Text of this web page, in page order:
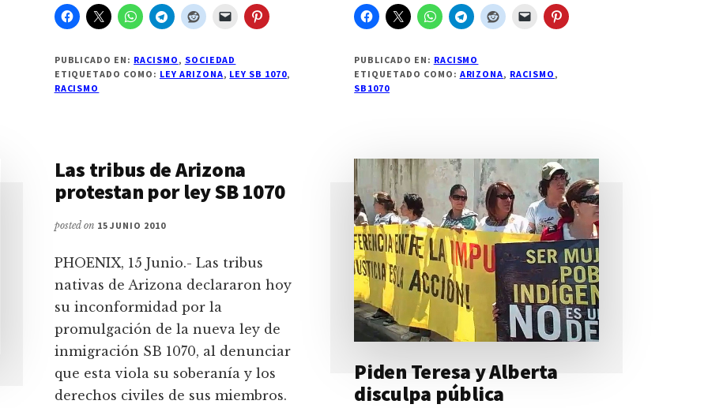
Ley
SB1070,
Juez
partes
polémicas
PUBLICADO EN: RACISMO, SOCIEDAD
ETIQUETADO COMO: LEY ARIZONA, LEY SB 1070,
RACISMO
contra
la
Ley
de
Arizona
PUBLICADO EN: RACISMO
ETIQUETADO COMO: ARIZONA, RACISMO,
SB1070
Las tribus de Arizona
protestan por ley SB 1070
posted on 15 JUNIO 2010
PHOENIX, 15 Junio.- Las tribus
nativas de Arizona declararon hoy
su inconformidad por la
promulgación de la nueva ley de
inmigración SB 1070, al denunciar
que esta viola su soberanía y los
derechos civiles de sus miembros.
Piden Teresa y Alberta
disculpa pública